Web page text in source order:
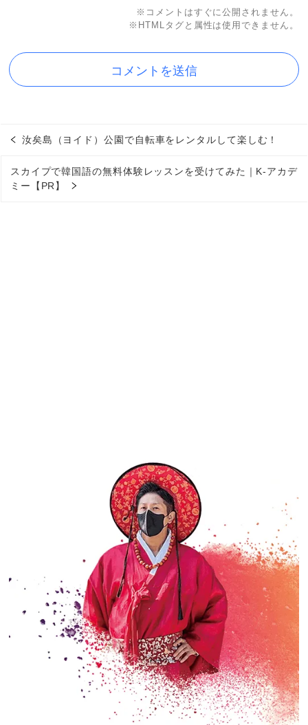
※コメントはすぐに公開されません。
※HTMLタグと属性は使用できません。
汝矣島（ヨイド）公園で自転車をレンタルして楽しむ！
スカイプで韓国語の無料体験レッスンを受けてみた｜K-アカデ
ミー【PR】